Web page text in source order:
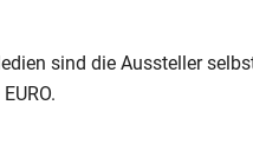
sind die Aussteller